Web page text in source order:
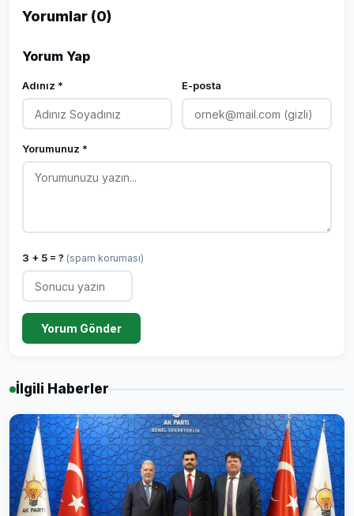
Yorumlar (0)
Yorum Yap
Adınız * E-posta
Yorumunuz *
3 + 5 = ? (spam koruması)
Yorum Gönder
İlgili Haberler